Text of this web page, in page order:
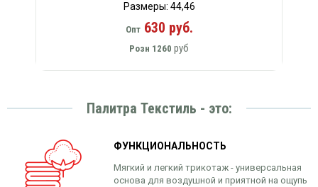
Размеры: 44,46
Опт630 руб.
Розн 1260 руб
Палитра Текстиль - это:
ФУНКЦИОНАЛЬНОСТЬ
Мягкий и легкий трикотаж - универсальная
основа для воздушной и приятной на ощупь